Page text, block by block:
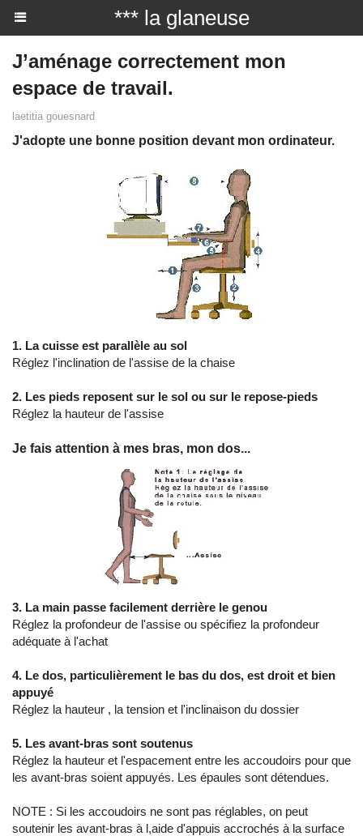
*** la glaneuse
J’aménage correctement mon
espace de travail.
laetitia gouesnard
J'adopte une bonne position devant mon ordinateur.
1. La cuisse est parallèle au sol
Réglez l'inclination de l'assise de la chaise
2. Les pieds reposent sur le sol ou sur le repose-pieds
Réglez la hauteur de l'assise
Je fais attention à mes bras, mon dos...
3. La main passe facilement derrière le genou
Réglez la profondeur de l'assise ou spécifiez la profondeur
adéquate à l'achat
4. Le dos, particulièrement le bas du dos, est droit et bien
appuyé
Réglez la hauteur , la tension et l'inclinaison du dossier
5. Les avant-bras sont soutenus
Réglez la hauteur et l'espacement entre les accoudoirs pour que
les avant-bras soient appuyés. Les épaules sont détendues.
NOTE : Si les accoudoirs ne sont pas réglables, on peut
soutenir les avant-bras à l,aide d'appuis accrochés à la surface